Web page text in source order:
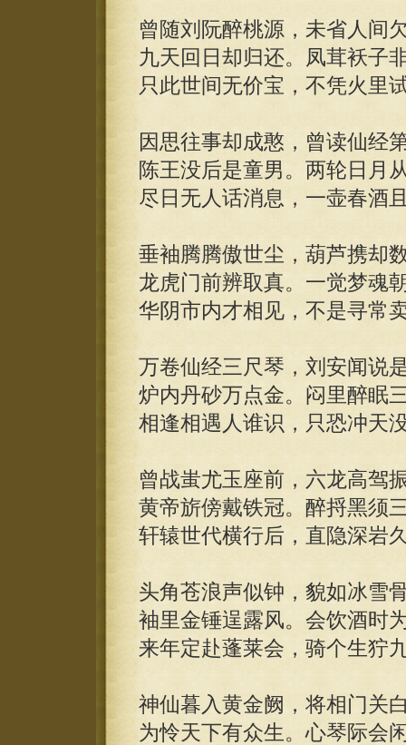
曾随刘阮醉桃源，未省人间
九天回日却归还。凤茸袄子
只此世间无价宝，不凭火里
因思往事却成憨，曾读仙经
陈王没后是童男。两轮日月
尽日无人话消息，一壶春酒
垂袖腾腾傲世尘，葫芦携却
龙虎门前辨取真。一觉梦魂
华阴市内才相见，不是寻常
万卷仙经三尺琴，刘安闻说
炉内丹砂万点金。闷里醉眠
相逢相遇人谁识，只恐冲天
曾战蚩尤玉座前，六龙高驾
黄帝旂傍戴铁冠。醉捋黑须
轩辕世代横行后，直隐深岩
头角苍浪声似钟，貌如冰雪
袖里金锤逞露风。会饮酒时
来年定赴蓬莱会，骑个生狞
神仙暮入黄金阙，将相门关
为怜天下有众生。心琴际会